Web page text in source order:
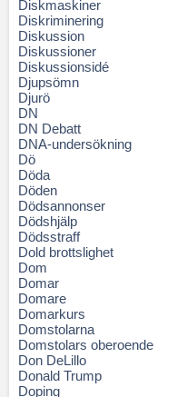
Diskmaskiner
Diskriminering
Diskussion
Diskussioner
Diskussionsidé
Djupsömn
Djurö
DN
DN Debatt
DNA-undersökning
Dö
Döda
Döden
Dödsannonser
Dödshjälp
Dödsstraff
Dold brottslighet
Dom
Domar
Domare
Domarkurs
Domstolarna
Domstolars oberoende
Don DeLillo
Donald Trump
Doping